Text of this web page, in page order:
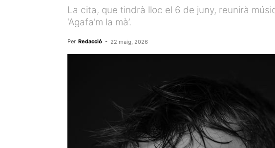
La cita, que tindrà lloc el 6 de juny, reunirà
‘Agafa’m la mà’.
Per Redacció - 22 maig, 2026